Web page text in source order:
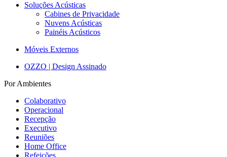
Soluções Acústicas
Cabines de Privacidade
Nuvens Acústicas
Painéis Acústicos
Móveis Externos
OZZO | Design Assinado
Por Ambientes
Colaborativo
Operacional
Recepção
Executivo
Reuniões
Home Office
Refeições